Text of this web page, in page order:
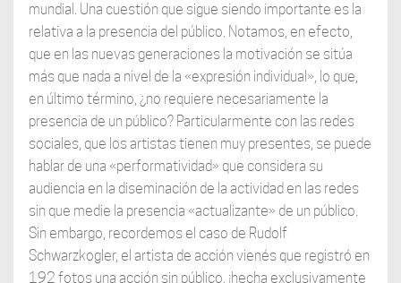
mundial. Una cuestión que sigue siendo importante es la
relativa a la presencia del público. Notamos, en efecto,
que en las nuevas generaciones la motivación se sitúa
más que nada a nivel de la «expresión individual», lo que,
en último término, ¿no requiere necesariamente la
presencia de un público? Particularmente con las redes
sociales, que los artistas tienen muy presentes, se puede
hablar de una «performatividad» que considera su
audiencia en la diseminación de la actividad en las redes
sin que medie la presencia «actualizante» de un público.
Sin embargo, recordemos el caso de Rudolf
Schwarzkogler, el artista de acción vienés que registró en
192 fotos una acción sin público, ¡hecha exclusivamente